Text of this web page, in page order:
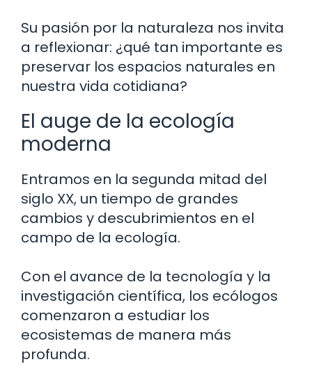
Su pasión por la naturaleza nos invita
a reflexionar: ¿qué tan importante es
preservar los espacios naturales en
nuestra vida cotidiana?
El auge de la ecología
moderna
Entramos en la segunda mitad del
siglo XX, un tiempo de grandes
cambios y descubrimientos en el
campo de la ecología.
Con el avance de la tecnología y la
investigación científica, los ecólogos
comenzaron a estudiar los
ecosistemas de manera más
profunda.